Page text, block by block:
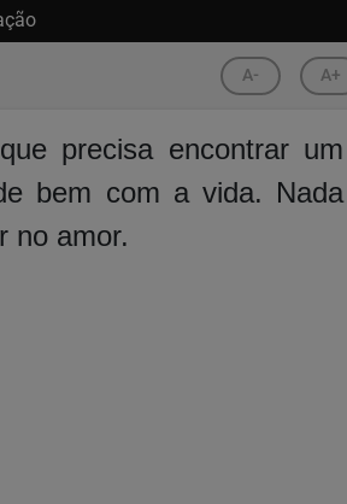
A- A+
precisa encontrar um
bem com a vida. Nada
no amor.